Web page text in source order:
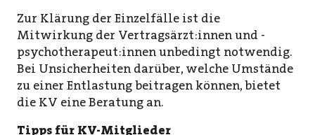
Zur Klärung der Einzelfälle ist die
Mitwirkung der Vertragsärzt:innen und -
psychotherapeut:innen unbedingt notwendig.
Bei Unsicherheiten darüber, welche Umstände
zu einer Entlastung beitragen können, bietet
die KV eine Beratung an.
Tipps für KV-Mitglieder